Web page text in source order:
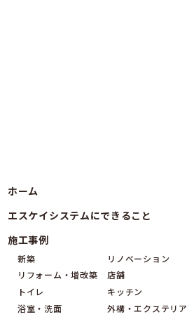
ホーム
エスケイシステムにできること
施工事例
新築
リフォーム・増改築
トイレ
浴室・洗面
リノベーション
店舗
キッチン
外構・エクステリア